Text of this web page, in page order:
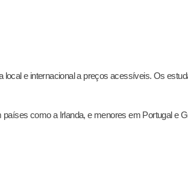
e internacional a preços acessíveis. Os
como a Irlanda, e menores em Portugal e